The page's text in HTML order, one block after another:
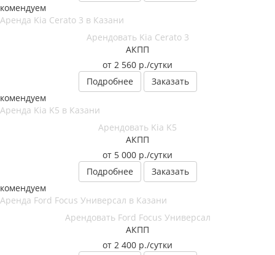
Арендовать Kia Cerato 3
АКПП
от 2 560 р./сутки
Подробнее
Заказать
Арендовать Kia K5
АКПП
от 5 000 р./сутки
Подробнее
Заказать
Арендовать Ford Focus Универсал
АКПП
от 2 400 р./сутки